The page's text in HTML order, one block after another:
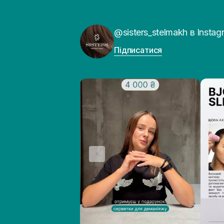
@sisters_stelmakh в
Підписатися